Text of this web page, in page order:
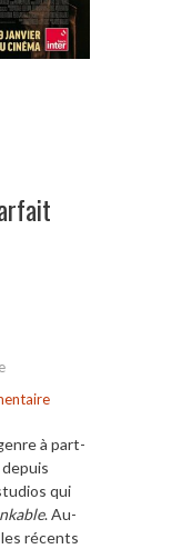
à part-
qui
. Au-
récents